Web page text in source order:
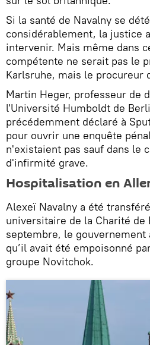
Si la santé de Navalny se
considérablement, la justice
intervenir. Mais même dans
compétente ne serait pas le
Karlsruhe, mais le procureur
Martin Heger, professeur de
l'Université Humboldt de
précédemment déclaré à
pour ouvrir une enquête
n'existaient pas sauf dans le
d'infirmité grave.
Hospitalisation en
Alexeï Navalny a été
universitaire de la Charité de
septembre, le gouvernement
qu’il avait été empoisonné
groupe Novitchok.